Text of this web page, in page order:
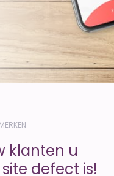
klanten u
defect is!